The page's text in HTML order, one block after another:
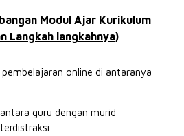
Modul Ajar Kurikulum
Langkah langkahnya)
online di antaranya
guru dengan murid